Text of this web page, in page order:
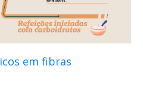
em fibras